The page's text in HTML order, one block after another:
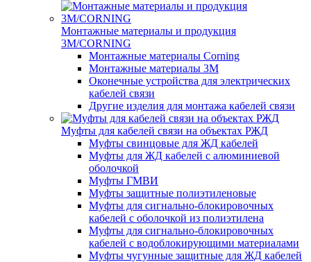
Монтажные материалы и продукция
3M/CORNING
Монтажные материалы Corning
Монтажные материалы 3M
Оконечные устройства для электрических
кабелей связи
Другие изделия для монтажа кабелей связи
Муфты для кабелей связи на объектах РЖД
Муфты свинцовые для ЖД кабелей
Муфты для ЖД кабелей с алюминиевой
оболочкой
Муфты ГМВИ
Муфты защитные полиэтиленовые
Муфты для сигнально-блокировочных
кабелей с оболочкой из полиэтилена
Муфты для сигнально-блокировочных
кабелей с водоблокирующими материалами
Муфты чугунные защитные для ЖД кабелей